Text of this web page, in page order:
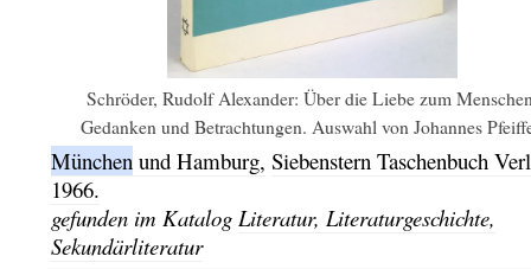
Schröder, Rudolf Alexander: Über die Liebe zum
Gedanken und Betrachtungen. Auswahl von Johannes
München und Hamburg, Siebenstern Taschenbuch
1966.
gefunden im Katalog Literatur, Literaturgeschichte,
Sekundärliteratur